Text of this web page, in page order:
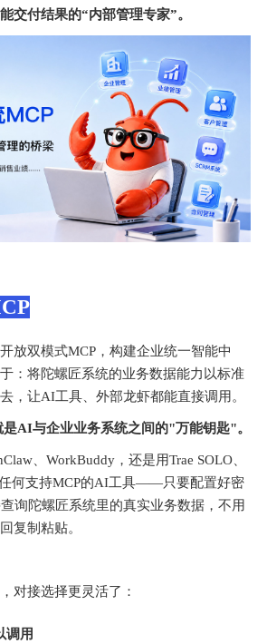
交付结果的“内部管理专家”。
放双模式MCP，构建企业统一智能中
：将陀螺匠系统的业务数据能力以标准
，让AI工具、外部龙虾都能直接调用。
AI与企业业务系统之间的"万能钥匙"。
、WorkBuddy，还是用Trae SOLO、
何支持MCP的AI工具——只要配置好密
询陀螺匠系统里的真实业务数据，不用
复制粘贴。
对接选择更灵活了：
调用